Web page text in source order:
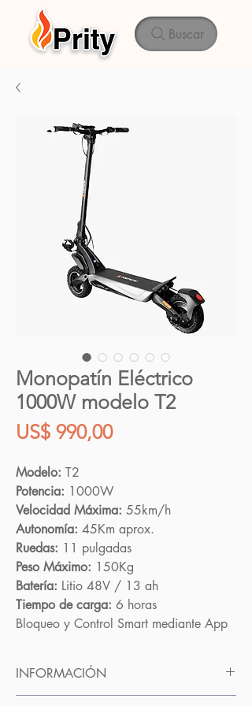
Buscar
Monopatín Eléctrico
1000W modelo T2
US$ 990,00Precio
Modelo: T2
Potencia: 1000W
Velocidad Máxima: 55km/h
Autonomía: 45Km aprox.
Ruedas: 11 pulgadas
Peso Máximo: 150Kg
Batería: Litio 48V / 13 ah
Tiempo de carga: 6 horas
Bloqueo y Control Smart mediante App
INFORMACIÓN